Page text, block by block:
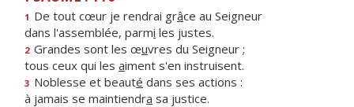
1 De tout cœur je rendrai grâce au Seigneur
dans l'assemblée, parmi les justes.
2 Grandes sont les œuvres du Seigneur ;
tous ceux qui les aiment s'en instruisent.
3 Noblesse et beauté dans ses actions :
à jamais se maintiendra sa justice.